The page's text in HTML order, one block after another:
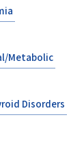
Metabolic
Disorders